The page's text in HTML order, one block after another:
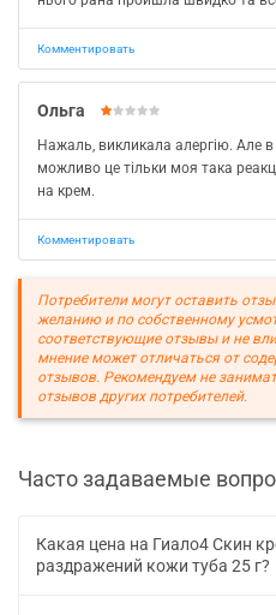
Комментировать
Ольга
Нажаль, викликала алергію. Але
можливо це тільки моя така
на крем.
Комментировать
Потребители могут оставить
желанию и по собственному
соответствующие отзывы и не
мнение может отличаться от
отзывов. Рекомендуем не
отзывов других потребителей.
Часто задаваемые
Какая цена на Гиало4 Скин
раздражений кожи туба 25 г?